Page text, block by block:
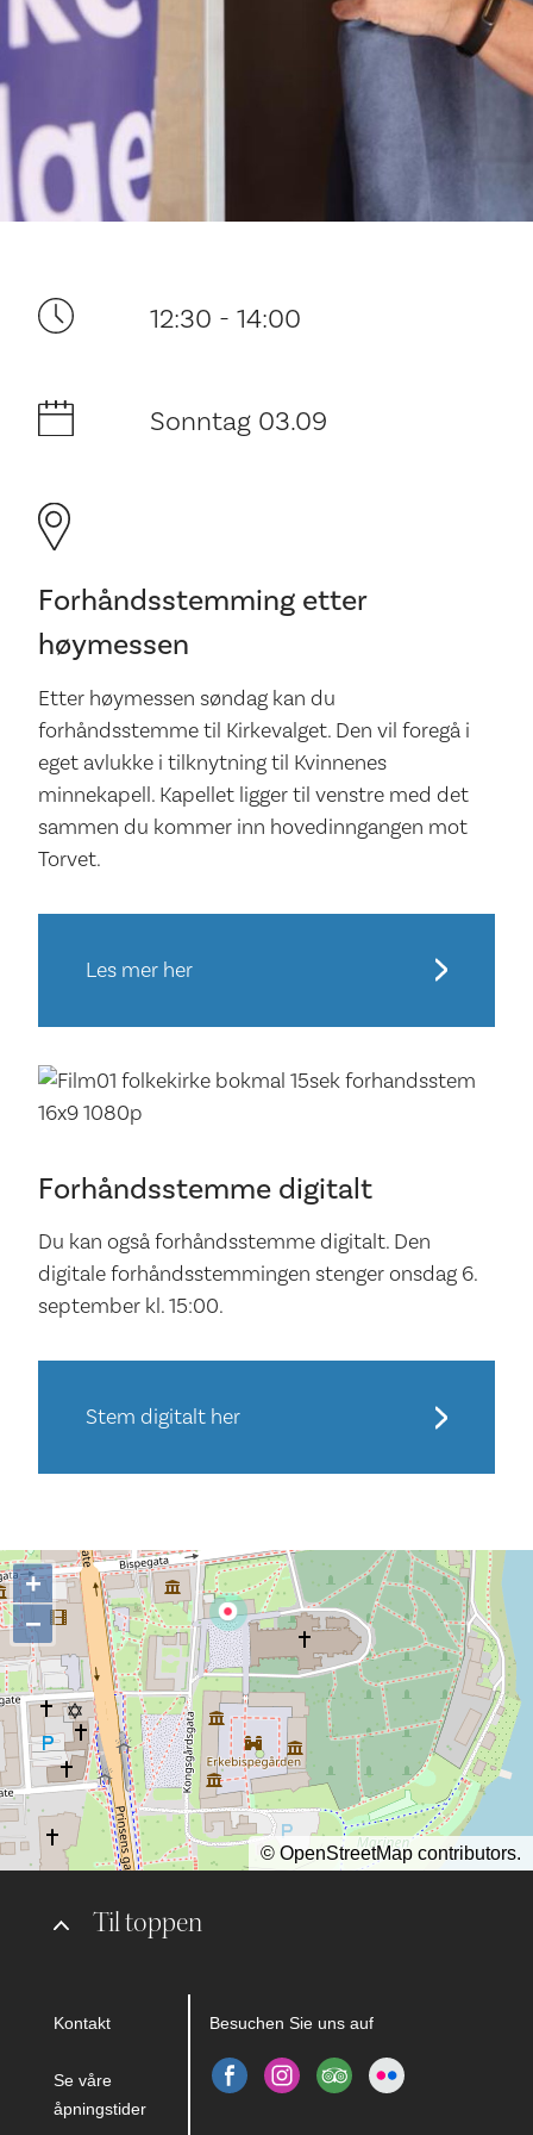
Ditt besøk
Musikk
Historie og arkitektur
12:30 - 14:00
Sonntag 03.09
Forhåndsstemming etter
høymessen
Etter høymessen søndag kan du
forhåndsstemme til Kirkevalget. Den vil foregå i
eget avlukke i tilknytning til Kvinnenes
minnekapell. Kapellet ligger til venstre med det
sammen du kommer inn hovedinngangen mot
Torvet.
Les mer her
Forhåndsstemme digitalt
Du kan også forhåndsstemme digitalt. Den
digitale forhåndsstemmingen stenger onsdag 6.
september kl. 15:00.
Stem digitalt her
Til toppen
Kontakt
Se våre
åpningstider
Besuchen Sie uns auf
+
−
© OpenStreetMap contributors.